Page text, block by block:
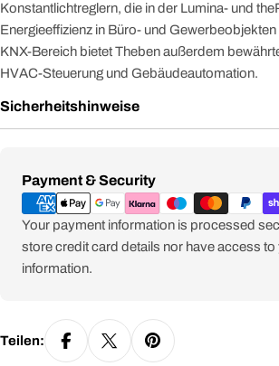
Konstantlichtreglern, die in der Lumina- und
Energieeffizienz in Büro- und
KNX-Bereich bietet Theben außerdem
HVAC-Steuerung und Gebäudeautomation.
Sicherheitshinweise
Payment & Security
Zahlungsmethoden
Your payment information is processed
store credit card details nor have access to
information.
Teilen: